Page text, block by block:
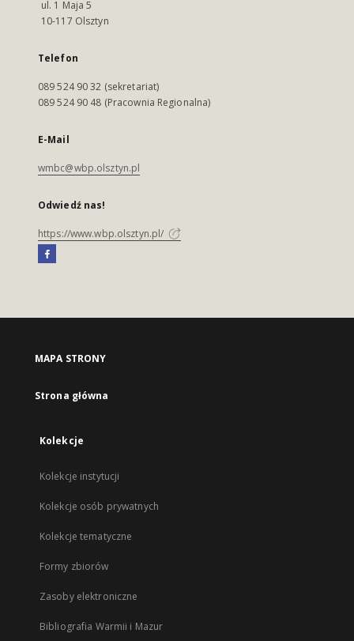
ul. 1 Maja 5
10-117 Olsztyn
Telefon
089 524 90 32 (sekretariat)
089 524 90 48 (Pracownia Regionalna)
E-Mail
wmbc@wbp.olsztyn.pl
Odwiedź nas!
https://www.wbp.olsztyn.pl/
MAPA STRONY
Strona główna
Kolekcje
Kolekcje instytucji
Kolekcje osób prywatnych
Kolekcje tematyczne
Formy zbiorów
Zasoby elektroniczne
Bibliografia Warmii i Mazur